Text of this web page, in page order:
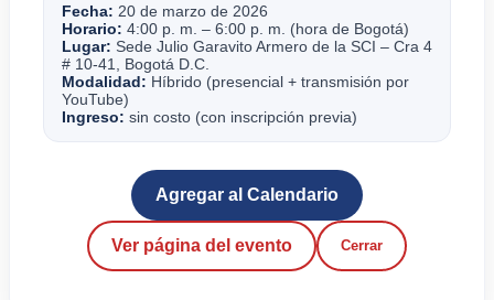
Fecha: 20 de marzo de 2026
Horario: 4:00 p. m. – 6:00 p. m. (hora de Bogotá)
Lugar: Sede Julio Garavito Armero de la SCI – Cra 4
# 10-41, Bogotá D.C.
Modalidad: Híbrido (presencial + transmisión por
YouTube)
Ingreso: sin costo (con inscripción previa)
Agregar al Calendario
Ver página del evento Cerrar